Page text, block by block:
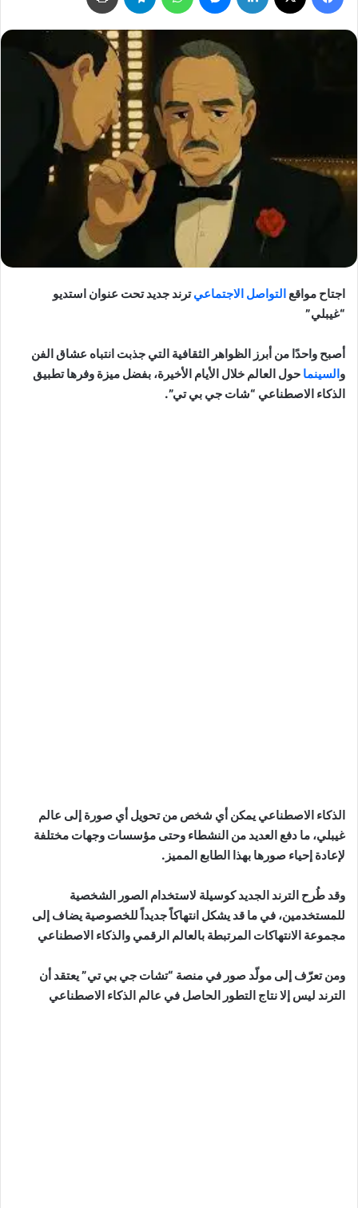
اجتاح مواقع التواصل الاجتماعيترند جديد تحت عنوان استديو
“غيبلي”
أصبح واحدًا من أبرز الظواهر الثقافية التي جذبت انتباه عشاق الفن
والسينما حول العالم خلال الأيام الأخيرة، بفضل ميزة وفرها تطبيق
الذكاء الاصطناعي “شات جي بي تي”.
الذكاء الاصطناعي يمكن أي شخص من تحويل أي صورة إلى عالم
غيبلي، ما دفع العديد من النشطاء وحتى مؤسسات وجهات مختلفة
لإعادة إحياء صورها بهذا الطابع المميز.
وقد طُرح الترند الجديد كوسيلة لاستخدام الصور الشخصية
للمستخدمين، في ما قد يشكل انتهاكاً جديداً للخصوصية يضاف إلى
مجموعة الانتهاكات المرتبطة بالعالم الرقمي والذكاء الاصطناعي
ومن تعرّف إلى مولّد صور في منصة “تشات جي بي تي” يعتقد أن
الترند ليس إلا نتاج التطور الحاصل في عالم الذكاء الاصطناعي